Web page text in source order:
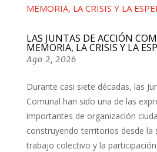
LAS JUNTAS DE ACCIÓN
MEMORIA, LA CRISIS Y LA
Ago 2, 2026
Durante casi siete décadas, las
Comunal han sido una de las
importantes de organización
construyendo territorios desde la
trabajo colectivo y la